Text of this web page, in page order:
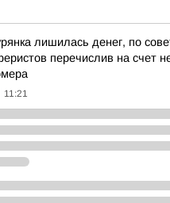
лишилась денег, по
перечислив на счет
11:21